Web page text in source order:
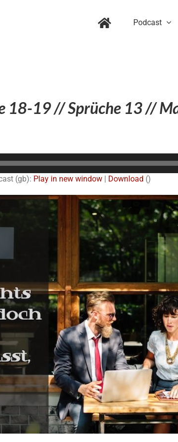
Podcast
18-19 // Sprüche 13 //
Audio-
(gb): Play in new window | Download ()